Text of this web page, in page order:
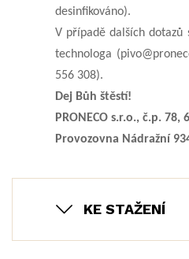
desinfikováno).
V případě dalších dotazů
technologa
556 308).
Dej Bůh štěstí!
PRONECO s.r.o., č.p.
Provozovna Nádražní
KE STAŽENÍ